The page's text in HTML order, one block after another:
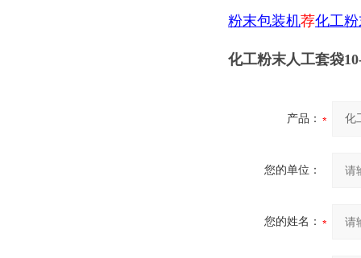
粉末包装机荐化工
化工粉末人工套袋
产品：
您的单位：
您的姓名：